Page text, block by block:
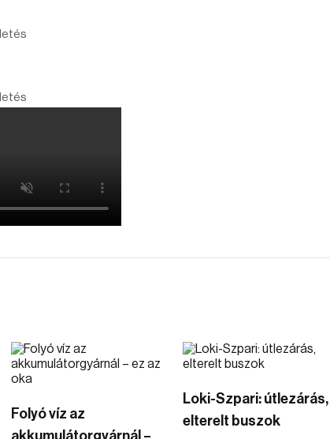
Folyó víz az
akkumulátorgyárnál –
Loki-Szpari: útlezárás,
elterelt buszok